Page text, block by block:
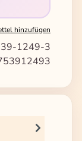
hinzufügen
1249-3